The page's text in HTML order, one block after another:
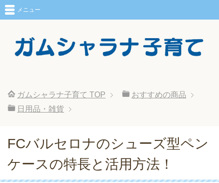
メニュー
ガムシャラナ子育て TOP
おすすめの商品
日用品・雑貨
FCバルセロナのシューズ型ペン
ケースの特長と活用方法！